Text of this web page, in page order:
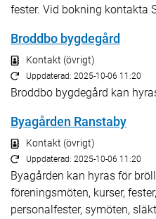
fester. Vid bokning kontakta
Broddbo bygdegård
Kontakt (övrigt)
Uppdaterad: 2025-10-06 11:20
Broddbo bygdegård kan
Byagården Ranstaby
Kontakt (övrigt)
Uppdaterad: 2025-10-06 11:20
Byagården kan hyras för
föreningsmöten, kurser,
personalfester, symöten,